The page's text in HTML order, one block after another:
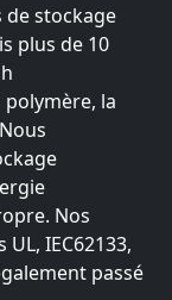
de stockage
plus de 10
la
Nos
IEC62133,
passé